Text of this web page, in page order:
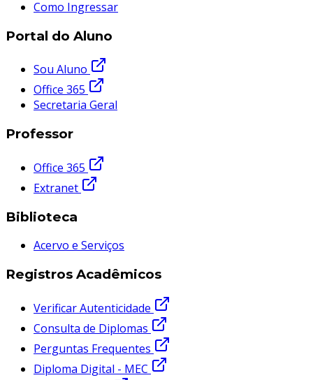
Como Ingressar
Portal do Aluno
Sou Aluno
Office 365
Secretaria Geral
Professor
Office 365
Extranet
Biblioteca
Acervo e Serviços
Registros Acadêmicos
Verificar Autenticidade
Consulta de Diplomas
Perguntas Frequentes
Diploma Digital - MEC